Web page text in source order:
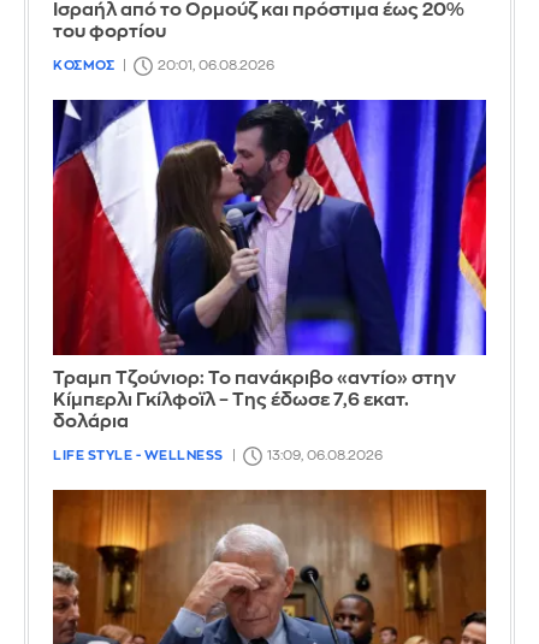
Ισραήλ από το Ορμούζ και πρόστιμα έως 20%
του φορτίου
ΚΟΣΜΟΣ 20:01, 06.08.2026
Τραμπ Τζούνιορ: Το πανάκριβο «αντίο» στην
Κίμπερλι Γκίλφοϊλ – Της έδωσε 7,6 εκατ.
δολάρια
LIFE STYLE - WELLNESS 13:09, 06.08.2026